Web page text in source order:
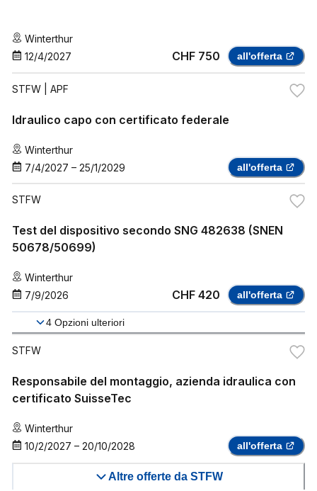
Winterthur
12/4/2027
CHF 750 all'offerta
STFW | APF
Idraulico capo con certificato federale
Winterthur
7/4/2027 – 25/1/2029 all'offerta
STFW
Test del dispositivo secondo SNG 482638 (SNEN
50678/50699)
Winterthur
7/9/2026
CHF 420 all'offerta
4 Opzioni ulteriori
STFW
Responsabile del montaggio, azienda idraulica con
certificato SuisseTec
Winterthur
10/2/2027 – 20/10/2028 all'offerta
Altre offerte da STFW